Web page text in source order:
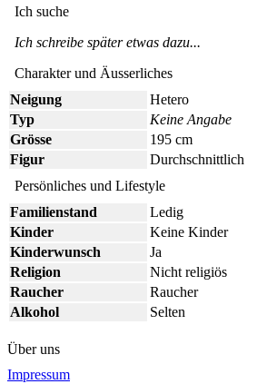
Ich suche
Ich schreibe später etwas dazu...
Charakter und Äusserliches
Neigung
Hetero
Typ
Keine Angabe
Grösse
195 cm
Figur
Durchschnittlich
Persönliches und Lifestyle
Familienstand
Ledig
Kinder
Keine Kinder
Kinderwunsch
Ja
Religion
Nicht religiös
Raucher
Raucher
Alkohol
Selten
Über uns
Impressum